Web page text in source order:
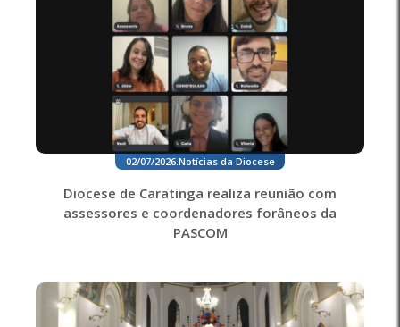
02/07/2026. Notícias da Diocese
Diocese de Caratinga realiza reunião com
assessores e coordenadores forâneos da
PASCOM